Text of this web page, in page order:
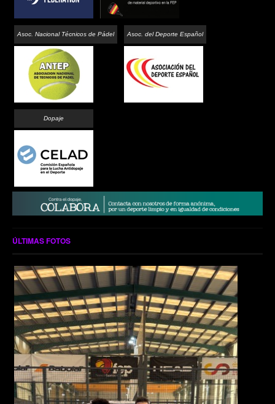
Asoc. Nacional Técnicos de Pádel Asoc. del Deporte Español
Dopaje
ÚLTIMAS FOTOS